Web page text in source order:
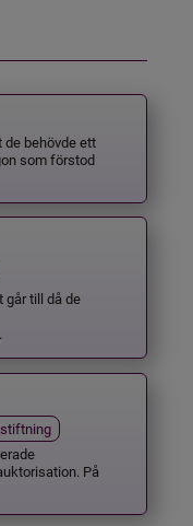
de behövde ett
som förstod
går till då de
På